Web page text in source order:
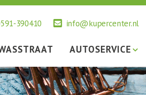
390410 info@kupercenter.nl
AUTOSERVICE